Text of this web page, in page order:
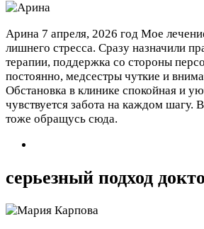
Арина 7 апреля, 2026 год Мое
лишнего стресса. Сразу назначили
терапии, поддержка со стороны
постоянно, медсестры чуткие и
Обстановка в клинике спокойная и
чувствуется забота на каждом шагу.
тоже обращусь сюда.
серьезный подход